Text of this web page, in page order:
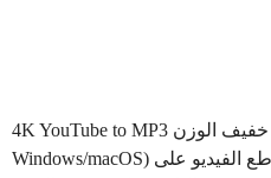
4K YouTube to MP3
Windows/macOS) مصمم لاستخراج الصوت من مقاطع الفيديو على